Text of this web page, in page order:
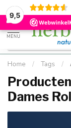
9,5
Kostenloser
Schnell geliefert
MENU
Home / Tags /
Dames